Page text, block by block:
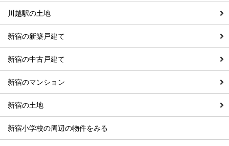
川越駅の土地
新宿の新築戸建て
新宿の中古戸建て
新宿のマンション
新宿の土地
新宿小学校の周辺の物件をみる